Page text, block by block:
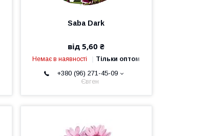
Saba Dark
від 5,60 ₴
Немає в наявності Тільки оптом
+380 (96) 271-45-09
Євген